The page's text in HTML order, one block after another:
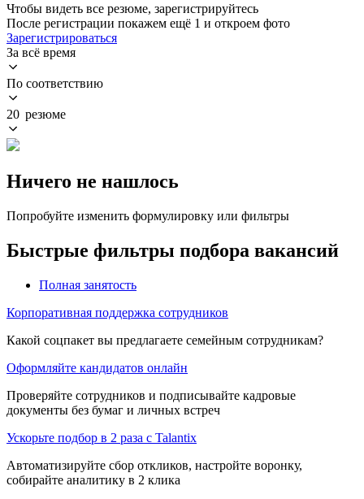
Чтобы видеть все резюме, зарегистрируйтесь
После регистрации покажем ещё 1 и откроем фото
Зарегистрироваться
За всё время
По соответствию
20 резюме
Ничего не нашлось
Попробуйте изменить формулировку или фильтры
Быстрые фильтры подбора вакансий
Полная занятость
Корпоративная поддержка сотрудников
Какой соцпакет вы предлагаете семейным сотрудникам?
Оформляйте кандидатов онлайн
Проверяйте сотрудников и подписывайте кадровые
документы без бумаг и личных встреч
Ускорьте подбор в 2 раза с Talantix
Автоматизируйте сбор откликов, настройте воронку,
собирайте аналитику в 2 клика